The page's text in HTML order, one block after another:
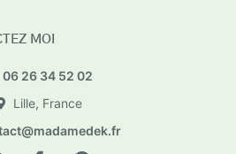
MOI
06 26 34 52 02
Lille, France